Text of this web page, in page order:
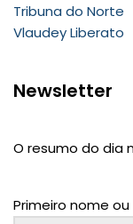
Tribuna do Norte
Vlaudey Liberato
Newsletter
O resumo do dia
Primeiro nome